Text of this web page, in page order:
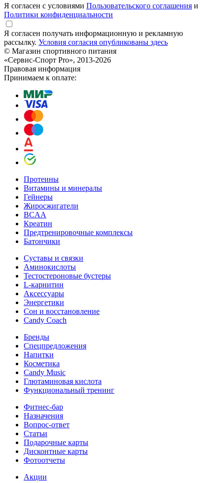
Я согласен с условиями Пользовательского соглашения и
Политики конфиденциальности
Я согласен получать информационную и рекламную
рассылку. Условия согласия опубликованы здесь
© Магазин спортивного питания
«Сервис-Спорт Pro», 2013-2026
Правовая информация
Принимаем к оплате:
Протеины
Витамины и минералы
Гейнеры
Жиросжигатели
BCAA
Креатин
Предтренировочные комплексы
Батончики
Суставы и связки
Аминокислоты
Тестостероновые бустеры
L-карнитин
Аксессуары
Энергетики
Сон и восстановление
Candy Coach
Бренды
Спецпредложения
Напитки
Косметика
Candy Music
Глютаминовая кислота
Функциональный тренинг
Фитнес-бар
Назначения
Вопрос-ответ
Статьи
Подарочные карты
Дисконтные карты
Фотоотчеты
Акции